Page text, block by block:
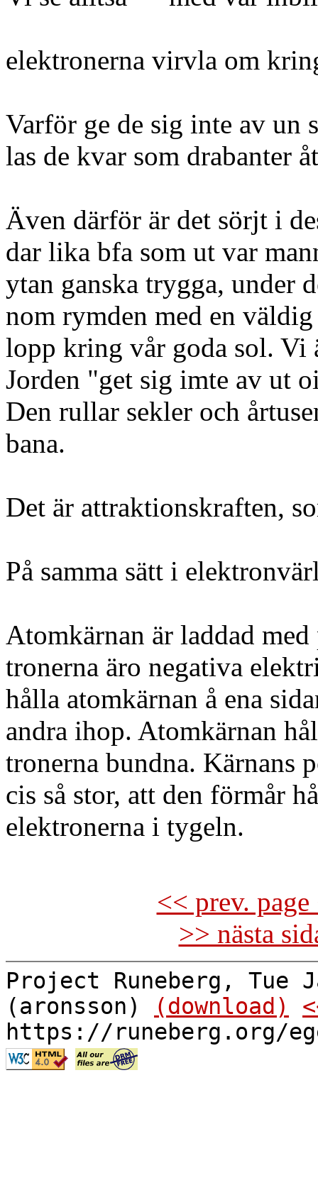
elektronerna virvla om
Varför ge de sig inte av un
las de kvar som drabanter
Även därför är det sörjt i
dar lika bfa som ut var
ytan ganska trygga, under
nom rymden med en
lopp kring vår goda sol. Vi
Jorden "get sig imte av ut
Den rullar sekler och
bana.
Det är attraktionskraften,
På samma sätt i
Atomkärnan är laddad
tronerna äro negativa
hålla atomkärnan å ena
andra ihop. Atomkärnan
tronerna bundna. Kärnans
cis så stor, att den förmår
elektronerna i tygeln.
<< prev.
>> nästa
Project Runeberg, Tue
(aronsson)
(download)
https://runeberg.org/